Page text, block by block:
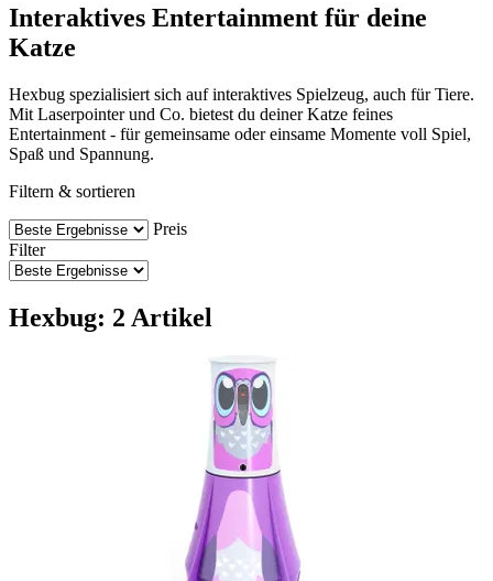
Interaktives Entertainment für deine
Katze
Hexbug spezialisiert sich auf interaktives Spielzeug, auch für Tiere.
Mit Laserpointer und Co. bietest du deiner Katze feines
Entertainment - für gemeinsame oder einsame Momente voll Spiel,
Spaß und Spannung.
Filtern & sortieren
Preis
Filter
Hexbug: 2 Artikel